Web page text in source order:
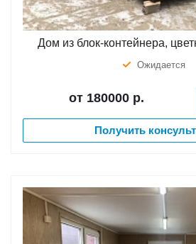
Дом из блок-контейнера,
Ожидается
от 180000 р.
Получить